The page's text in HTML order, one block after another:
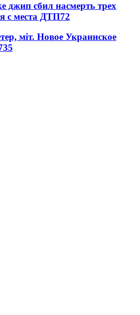
джип сбил насмерть трех
с места ДТП72
міт. Новое Украинское
35